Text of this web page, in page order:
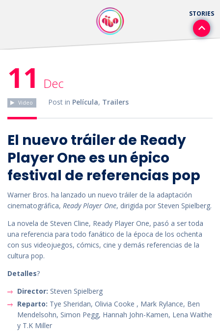
11 Dec
Video Post in Película, Trailers
El nuevo tráiler de Ready
Player One es un épico
festival de referencias pop
Warner Bros. ha lanzado un nuevo tráiler de la adaptación
cinematográfica, Ready Player One, dirigida por Steven Spielberg.
La novela de Steven Cline, Ready Player One, pasó a ser toda
una referencia para todo fanático de la época de los ochenta
con sus videojuegos, cómics, cine y demás referencias de la
cultura pop.
Detalles?
Director: Steven Spielberg
Reparto: Tye Sheridan, Olivia Cooke , Mark Rylance, Ben
Mendelsohn, Simon Pegg, Hannah John-Kamen, Lena Waithe
y T.K Miller